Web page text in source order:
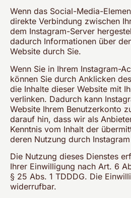
Wenn das Social-Media-
direkte Verbindung zwischen
dem Instagram-Server
dadurch Informationen über
Website durch Sie.
Wenn Sie in Ihrem Instagram-
können Sie durch Anklicken
die Inhalte dieser Website mit
verlinken. Dadurch kann
Website Ihrem Benutzerkonto
darauf hin, dass wir als
Kenntnis vom Inhalt der
deren Nutzung durch
Die Nutzung dieses Dienstes
Ihrer Einwilligung nach Art. 6
§ 25 Abs. 1 TDDDG. Die
widerrufbar.